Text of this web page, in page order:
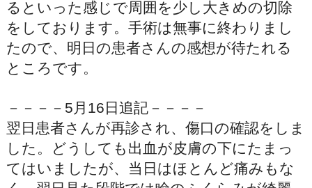
るといった感じで周囲を少し大きめの切除
をしております。手術は無事に終わりまし
たので、明日の患者さんの感想が待たれる
ところです。
－－－－5月16日追記－－－－
翌日患者さんが再診され、傷口の確認をしま
した。どうしても出血が皮膚の下にたまっ
てはいましたが、当日はほとんど痛みもな